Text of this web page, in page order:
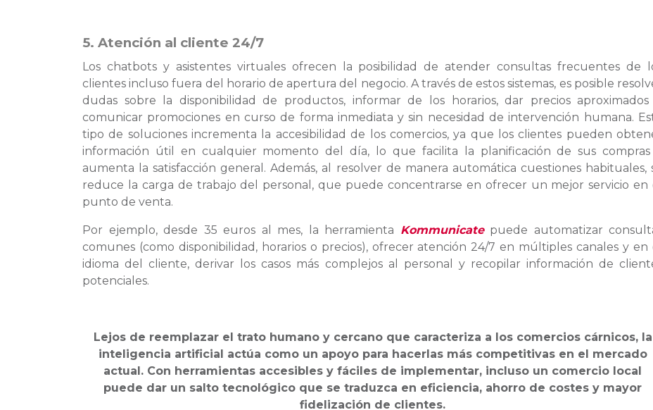
5. Atención al cliente 24/7
Los chatbots y asistentes virtuales ofrecen la posibilidad de atender consultas frecuentes de
clientes incluso fuera del horario de apertura del negocio. A través de estos sistemas, es posible
dudas sobre la disponibilidad de productos, informar de los horarios, dar precios aproximados
comunicar promociones en curso de forma inmediata y sin necesidad de intervención humana.
tipo de soluciones incrementa la accesibilidad de los comercios, ya que los clientes pueden
información útil en cualquier momento del día, lo que facilita la planificación de sus
aumenta la satisfacción general. Además, al resolver de manera automática cuestiones habituales,
reduce la carga de trabajo del personal, que puede concentrarse en ofrecer un mejor servicio en
punto de venta.
Por ejemplo, desde 35 euros al mes, la herramienta Kommunicatepuede automatizar
comunes (como disponibilidad, horarios o precios), ofrecer atención 24/7 en múltiples canales y en
idioma del cliente, derivar los casos más complejos al personal y recopilar información de
potenciales.
Lejos de reemplazar el trato humano y cercano que caracteriza a los comercios cárnicos, la
inteligencia artificial actúa como un apoyo para hacerlas más competitivas en el mercado
actual. Con herramientas accesibles y fáciles de implementar, incluso un comercio local
puede dar un salto tecnológico que se traduzca en eficiencia, ahorro de costes y mayor
fidelización de clientes.